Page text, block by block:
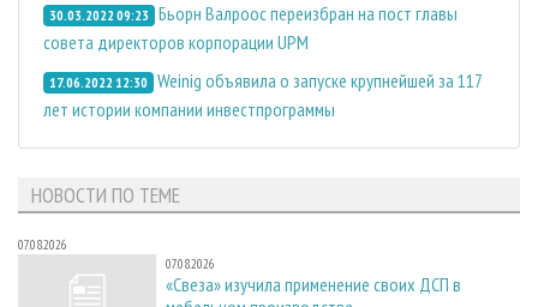
30.03.2022 09:23 Бьорн Валроос переизбран на пост главы
совета директоров корпорации UPM
17.06.2022 12:30 Weinig объявила о запуске крупнейшей за 117
лет истории компании инвестпрограммы
НОВОСТИ ПО ТЕМЕ
07.08.2026
07.08.2026
«Свеза» изучила применение своих ДСП в